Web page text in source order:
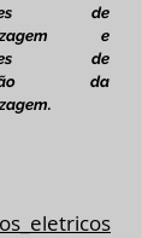
de
e
de
da